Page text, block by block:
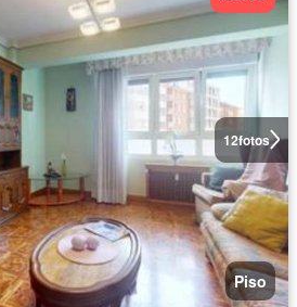
12fotos
Piso